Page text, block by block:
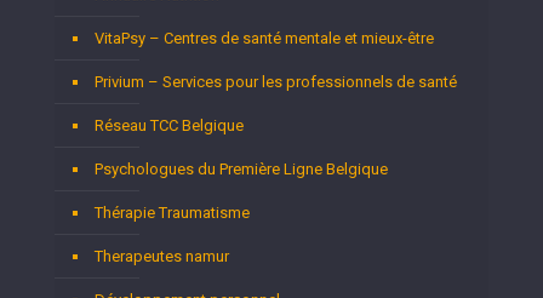
VitaPsy – Centres de santé mentale et mieux-être
Privium – Services pour les professionnels de santé
Réseau TCC Belgique
Psychologues du Première Ligne Belgique
Thérapie Traumatisme
Therapeutes namur